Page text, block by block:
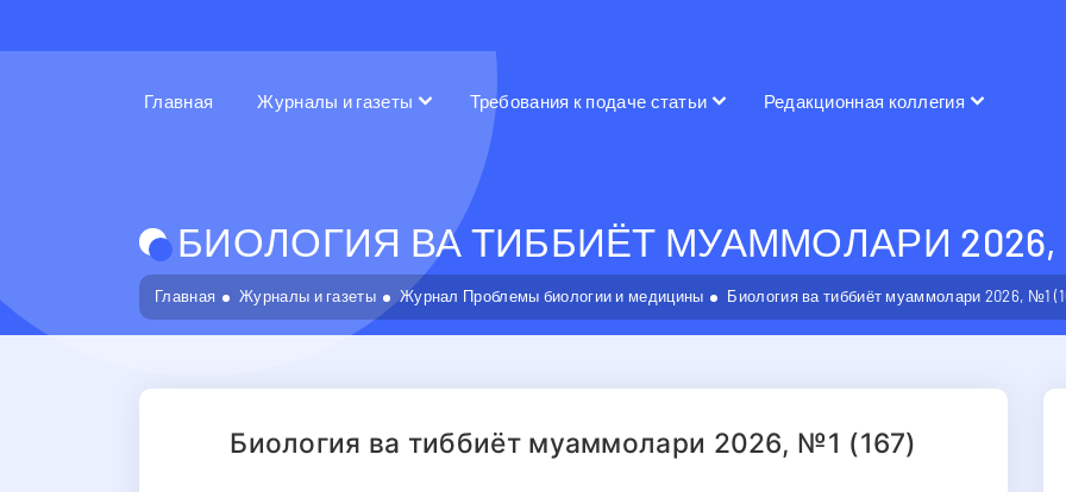
Главная Журналы и газеты Требования к подаче статьи Редакционная коллегия
БИОЛОГИЯ ВА ТИББИЁТ МУАММОЛАРИ 2026,
Главная Журналы и газеты Журнал Проблемы биологии и медицины Биология ва тиббиёт муаммолари 2026, №1
Биология ва тиббиёт муаммолари 2026, №1 (167)